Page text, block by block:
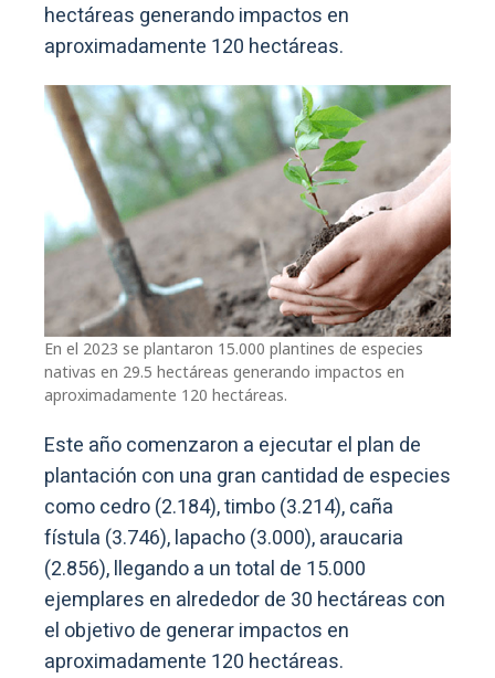
hectáreas generando impactos en
aproximadamente 120 hectáreas.
En el 2023 se plantaron 15.000 plantines de especies
nativas en 29.5 hectáreas generando impactos en
aproximadamente 120 hectáreas.
Este año comenzaron a ejecutar el plan de
plantación con una gran cantidad de especies
como cedro (2.184), timbo (3.214), caña
fístula (3.746), lapacho (3.000), araucaria
(2.856), llegando a un total de 15.000
ejemplares en alrededor de 30 hectáreas con
el objetivo de generar impactos en
aproximadamente 120 hectáreas.